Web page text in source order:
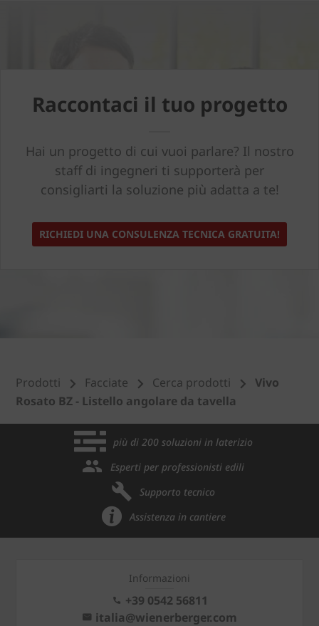
Raccontaci il tuo progetto
Hai un progetto di cui vuoi parlare? Il nostro
staff di ingegneri ti supporterà per
consigliarti la soluzione più adatta a te!
RICHIEDI UNA CONSULENZA TECNICA GRATUITA!
Prodotti Facciate Cerca prodotti
Vivo
Rosato BZ - Listello angolare da tavella
più di 200 soluzioni in laterizio
Esperti per professionisti edili
Supporto tecnico
Assistenza in cantiere
Informazioni
+39 0542 56811
italia@wienerberger.com